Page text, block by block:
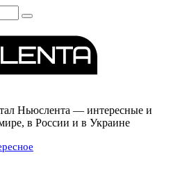
Ньюслента — интересные и
в России и в Украине